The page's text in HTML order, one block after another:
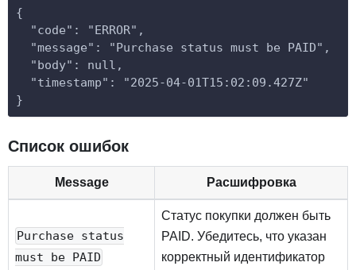
{
  "code": "ERROR",
  "message": "Purchase status must be PAID",
  "body": null,
  "timestamp": "2025-04-01T15:02:09.427Z"
}
Список ошибок
Message Расшифровка
Purchase status
must be PAID
Статус покупки должен быть
PAID. Убедитесь, что указан
корректный идентификатор